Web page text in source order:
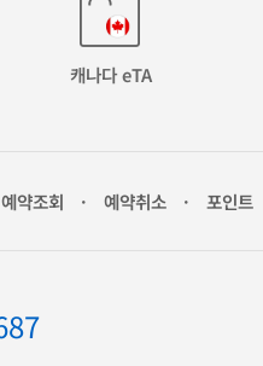
캐나다 eTA
예약조회 · 예약취소 · 포인트